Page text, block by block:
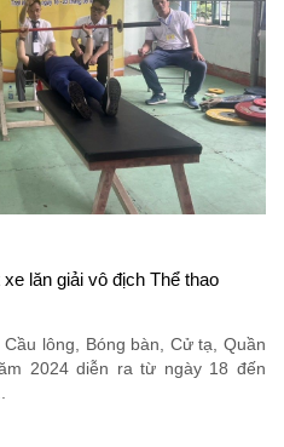
lăn giải vô địch Thể thao
lông, Bóng bàn, Cử tạ, Quần
2024 diễn ra từ ngày 18 đến